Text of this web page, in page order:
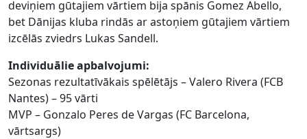
deviņiem gūtajiem vārtiem bija spānis Gomez Abello,
bet Dānijas kluba rindās ar astoņiem gūtajiem vārtiem
izcēlās zviedrs Lukas Sandell.
Individuālie apbalvojumi:
Sezonas rezultatīvākais spēlētājs – Valero Rivera (FCB
Nantes) – 95 vārti
MVP – Gonzalo Peres de Vargas (FC Barcelona,
vārtsargs)